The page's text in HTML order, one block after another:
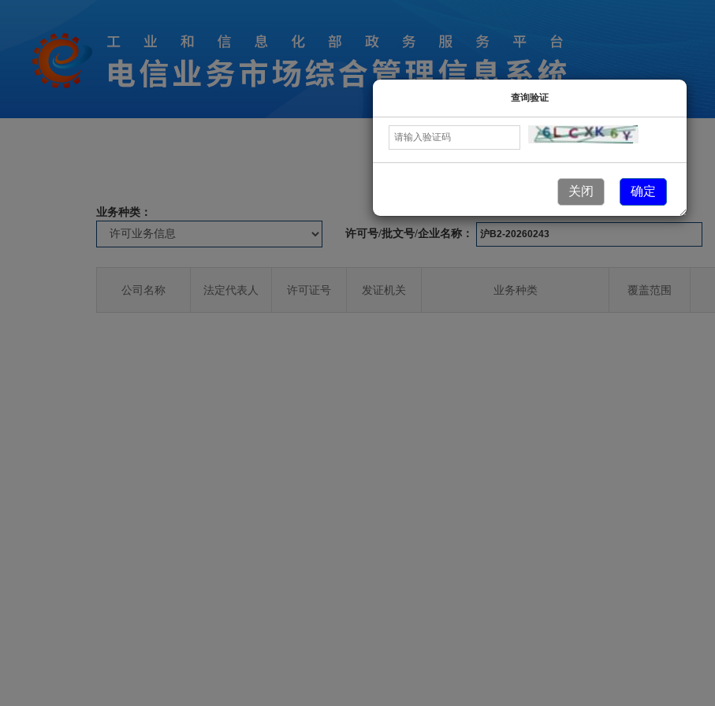
许可业务信息
业务种类：
许可号/批文号/企业名称：
查询验证
关闭 确定
公司名称 法定代表人 许可证号 发证机关 业务种类 覆盖范围